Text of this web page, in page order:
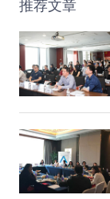
推荐文章